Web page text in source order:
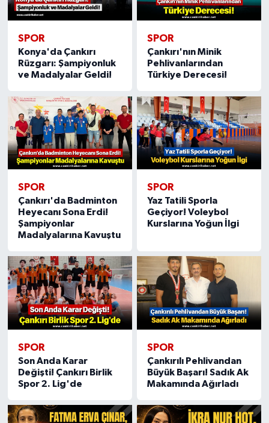
SPOR
Konya'da Çankırı
Rüzgarı: Şampiyonluk
ve Madalyalar Geldi!
SPOR
Çankırı'nın Minik
Pehlivanlarından
Türkiye Derecesi!
SPOR
Çankırı'da Badminton
Heyecanı Sona Erdi!
Şampiyonlar
Madalyalarına Kavuştu
SPOR
Yaz Tatili Sporla
Geçiyor! Voleybol
Kurslarına Yoğun İlgi
SPOR
Son Anda Karar
Değişti! Çankırı Birlik
Spor 2. Lig'de
SPOR
Çankırılı Pehlivandan
Büyük Başarı! Sadık Ak
Makamında Ağırladı
YAŞAM